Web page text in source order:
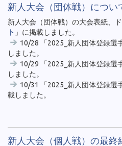
新人大会（団体戦）につい
新人大会（団体戦）の大会表紙、
ト 」に掲載しました。
10/28 「2025_新人団体登録選
しました。
10/29 「2025_新人団体登録選
しました。
10/31 「2025_新人団体登録選
載しました。
新人大会（個人戦）の最終